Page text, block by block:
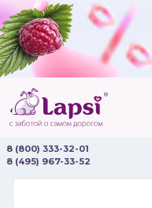
8 (800) 333-32-01
8 (495) 967-33-52